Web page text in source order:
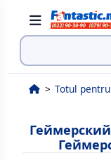
Поиск
Totul